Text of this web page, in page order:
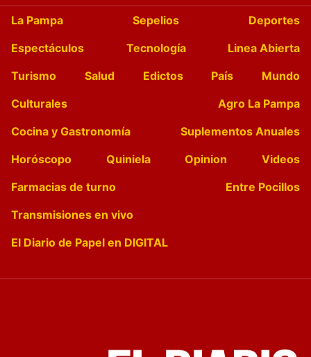
La Pampa Sepelios
Deportes
Espectáculos
Tecnología
Linea Abierta
Turismo
Salud Edictos País
Mundo
Culturales
Agro La Pampa
Cocina y Gastronomía
Suplementos Anuales
Horóscopo
Quiniela Opinion
Videos
Farmacias de turno
Entre Pocillos
Transmisiones en vivo
El Diario de Papel en DIGITAL